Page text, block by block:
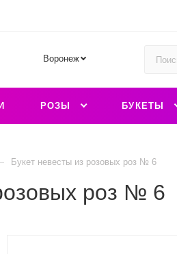
Воронеж
РОЗЫ БУКЕТЫ
Букет невесты из розовых роз № 6
роз № 6